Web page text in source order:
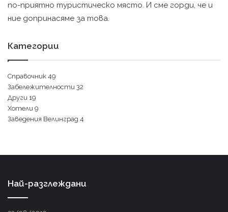
по-приятно туристическо място. И сме горди, че и
ние допринасяме за това.
Категории
Справочник 49
Забележителности 32
Други 19
Хотели 9
Заведения Велинград 4
Най-разглеждани